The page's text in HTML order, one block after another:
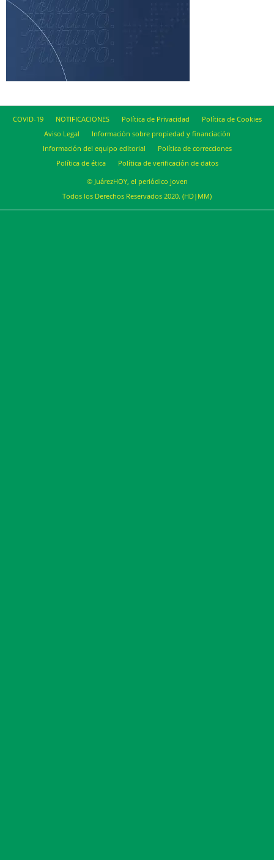
COVID-19 NOTIFICACIONES Política de Privacidad
Política de Cookies
Aviso Legal
Información sobre propiedad y financiación
Información del equipo editorial
Política de correcciones
Política de ética
Política de verificación de datos
© JuárezHOY, el periódico joven
Todos los Derechos Reservados 2020. (HD|MM)